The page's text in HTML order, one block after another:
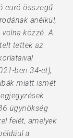
euró összegű
anélkül,
közzé. A
tettek az
ben 34-et),
miatt ismét
ügynökség
felét, amelyek
a